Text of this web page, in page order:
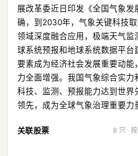
展改革委近日印发《全国气象发
确，到2030年，气象关键科技
领域深度融合应用，极端天气
球系统预报和地球系统数据平
要素成为经济社会发展重要动
力全面增强。我国气象综合实
科技、监测、预报能力达到世
领先，成为全球气象治理重要力
关联股票 8 只 ·